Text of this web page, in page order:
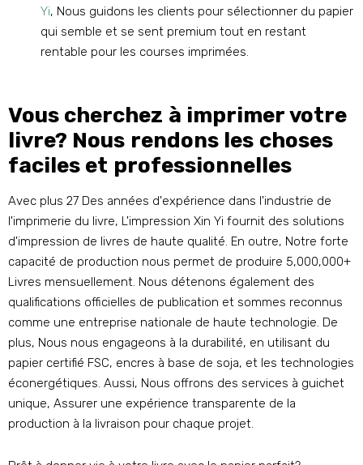
Yi, Nous guidons les clients pour sélectionner du papier
qui semble et se sent premium tout en restant
rentable pour les courses imprimées.
Vous cherchez à imprimer votre
livre? Nous rendons les choses
faciles et professionnelles
Avec plus 27 Des années d'expérience dans l'industrie de
l'imprimerie du livre, L'impression Xin Yi fournit des solutions
d'impression de livres de haute qualité. En outre, Notre forte
capacité de production nous permet de produire 5,000,000+
Livres mensuellement. Nous détenons également des
qualifications officielles de publication et sommes reconnus
comme une entreprise nationale de haute technologie. De
plus, Nous nous engageons à la durabilité, en utilisant du
papier certifié FSC, encres à base de soja, et les technologies
éconergétiques. Aussi, Nous offrons des services à guichet
unique, Assurer une expérience transparente de la
production à la livraison pour chaque projet.